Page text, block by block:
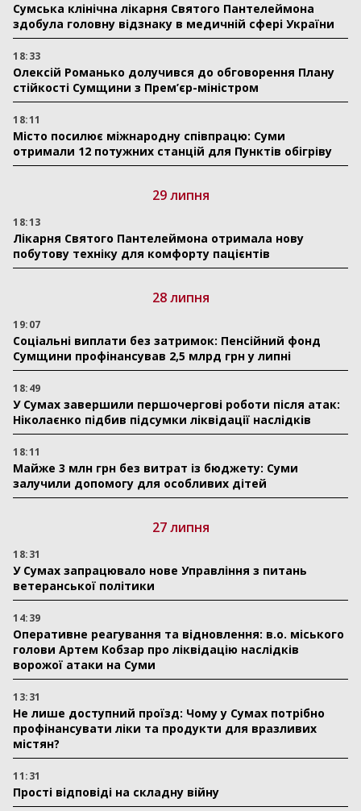
Сумська клінічна лікарня Святого Пантелеймона
здобула головну відзнаку в медичній сфері України
18:33
Олексій Романько долучився до обговорення Плану
стійкості Сумщини з Прем’єр-міністром
18:11
Місто посилює міжнародну співпрацю: Суми
отримали 12 потужних станцій для Пунктів обігріву
29 липня
18:13
Лікарня Святого Пантелеймона отримала нову
побутову техніку для комфорту пацієнтів
28 липня
19:07
Соціальні виплати без затримок: Пенсійний фонд
Сумщини профінансував 2,5 млрд грн у липні
18:49
У Сумах завершили першочергові роботи після атак:
Ніколаєнко підбив підсумки ліквідації наслідків
18:11
Майже 3 млн грн без витрат із бюджету: Суми
залучили допомогу для особливих дітей
27 липня
18:31
У Сумах запрацювало нове Управління з питань
ветеранської політики
14:39
Оперативне реагування та відновлення: в.о. міського
голови Артем Кобзар про ліквідацію наслідків
ворожої атаки на Суми
13:31
Не лише доступний проїзд: Чому у Сумах потрібно
профінансувати ліки та продукти для вразливих
містян?
11:31
Прості відповіді на складну війну